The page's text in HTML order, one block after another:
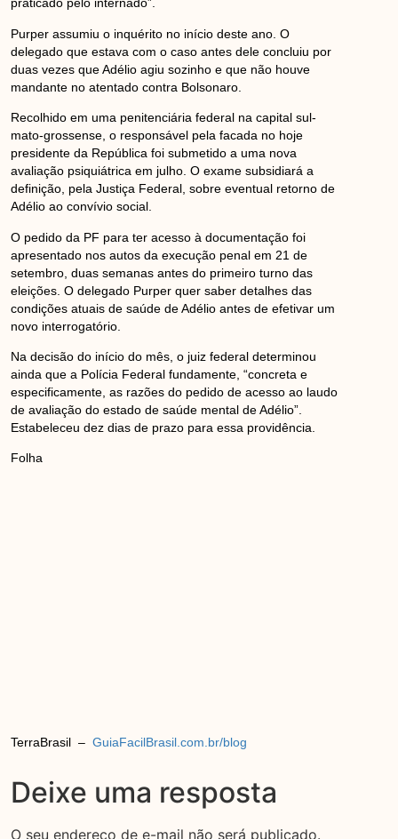
praticado pelo internado”.
Purper assumiu o inquérito no início deste ano. O
delegado que estava com o caso antes dele concluiu por
duas vezes que Adélio agiu sozinho e que não houve
mandante no atentado contra Bolsonaro.
Recolhido em uma penitenciária federal na capital sul-
mato-grossense, o responsável pela facada no hoje
presidente da República foi submetido a uma nova
avaliação psiquiátrica em julho. O exame subsidiará a
definição, pela Justiça Federal, sobre eventual retorno de
Adélio ao convívio social.
O pedido da PF para ter acesso à documentação foi
apresentado nos autos da execução penal em 21 de
setembro, duas semanas antes do primeiro turno das
eleições. O delegado Purper quer saber detalhes das
condições atuais de saúde de Adélio antes de efetivar um
novo interrogatório.
Na decisão do início do mês, o juiz federal determinou
ainda que a Polícia Federal fundamente, “concreta e
especificamente, as razões do pedido de acesso ao laudo
de avaliação do estado de saúde mental de Adélio”.
Estabeleceu dez dias de prazo para essa providência.
Folha
TerraBrasil – GuiaFacilBrasil.com.br/blog
Deixe uma resposta
O seu endereço de e-mail não será publicado.